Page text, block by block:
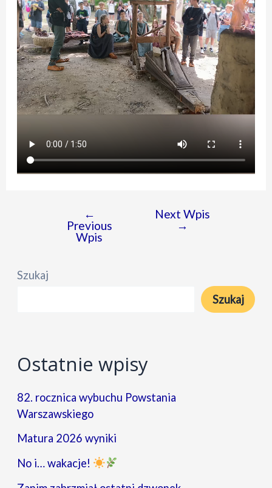
Nawigacja
←
Previous
Wpis
Next Wpis
→
Szukaj
Szukaj
Ostatnie wpisy
82. rocznica wybuchu Powstania
Warszawskiego
Matura 2026 wyniki
No i… wakacje!